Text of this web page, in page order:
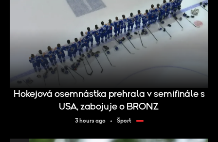
Hokejová osemnástka prehrala v semifinále s
USA, zabojuje o BRONZ
3 hours ago Šport